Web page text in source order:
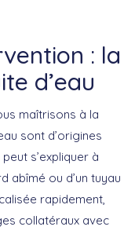
: la
d’eau
maîtrisons à la
sont d’origines
s’expliquer à
abîmé ou d’un tuyau
rapidement,
collatéraux avec